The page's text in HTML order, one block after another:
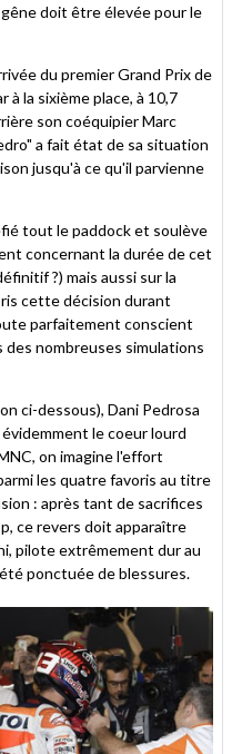
doit être élevée pour le
du premier Grand Prix de
à la sixième place, à 10,7
son coéquipier Marc
a fait état de sa situation
jusqu'à ce qu'il parvienne
tout le paddock et soulève
concernant la durée de cet
?) mais aussi sur la
cette décision durant
parfaitement conscient
des nombreuses simulations
ci-dessous), Dani Pedrosa
le coeur lourd
on imagine l'effort
les quatre favoris au titre
: après tant de sacrifices
ce revers doit apparaître
pilote extrêmement dur au
ponctuée de blessures.